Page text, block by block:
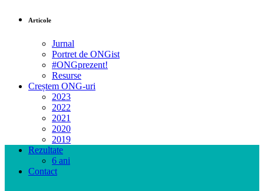
Articole
Jurnal
Portret de ONGist
#ONGprezent!
Resurse
Creștem ONG-uri
2023
2022
2021
2020
2019
Rezultate
6 ani
Contact